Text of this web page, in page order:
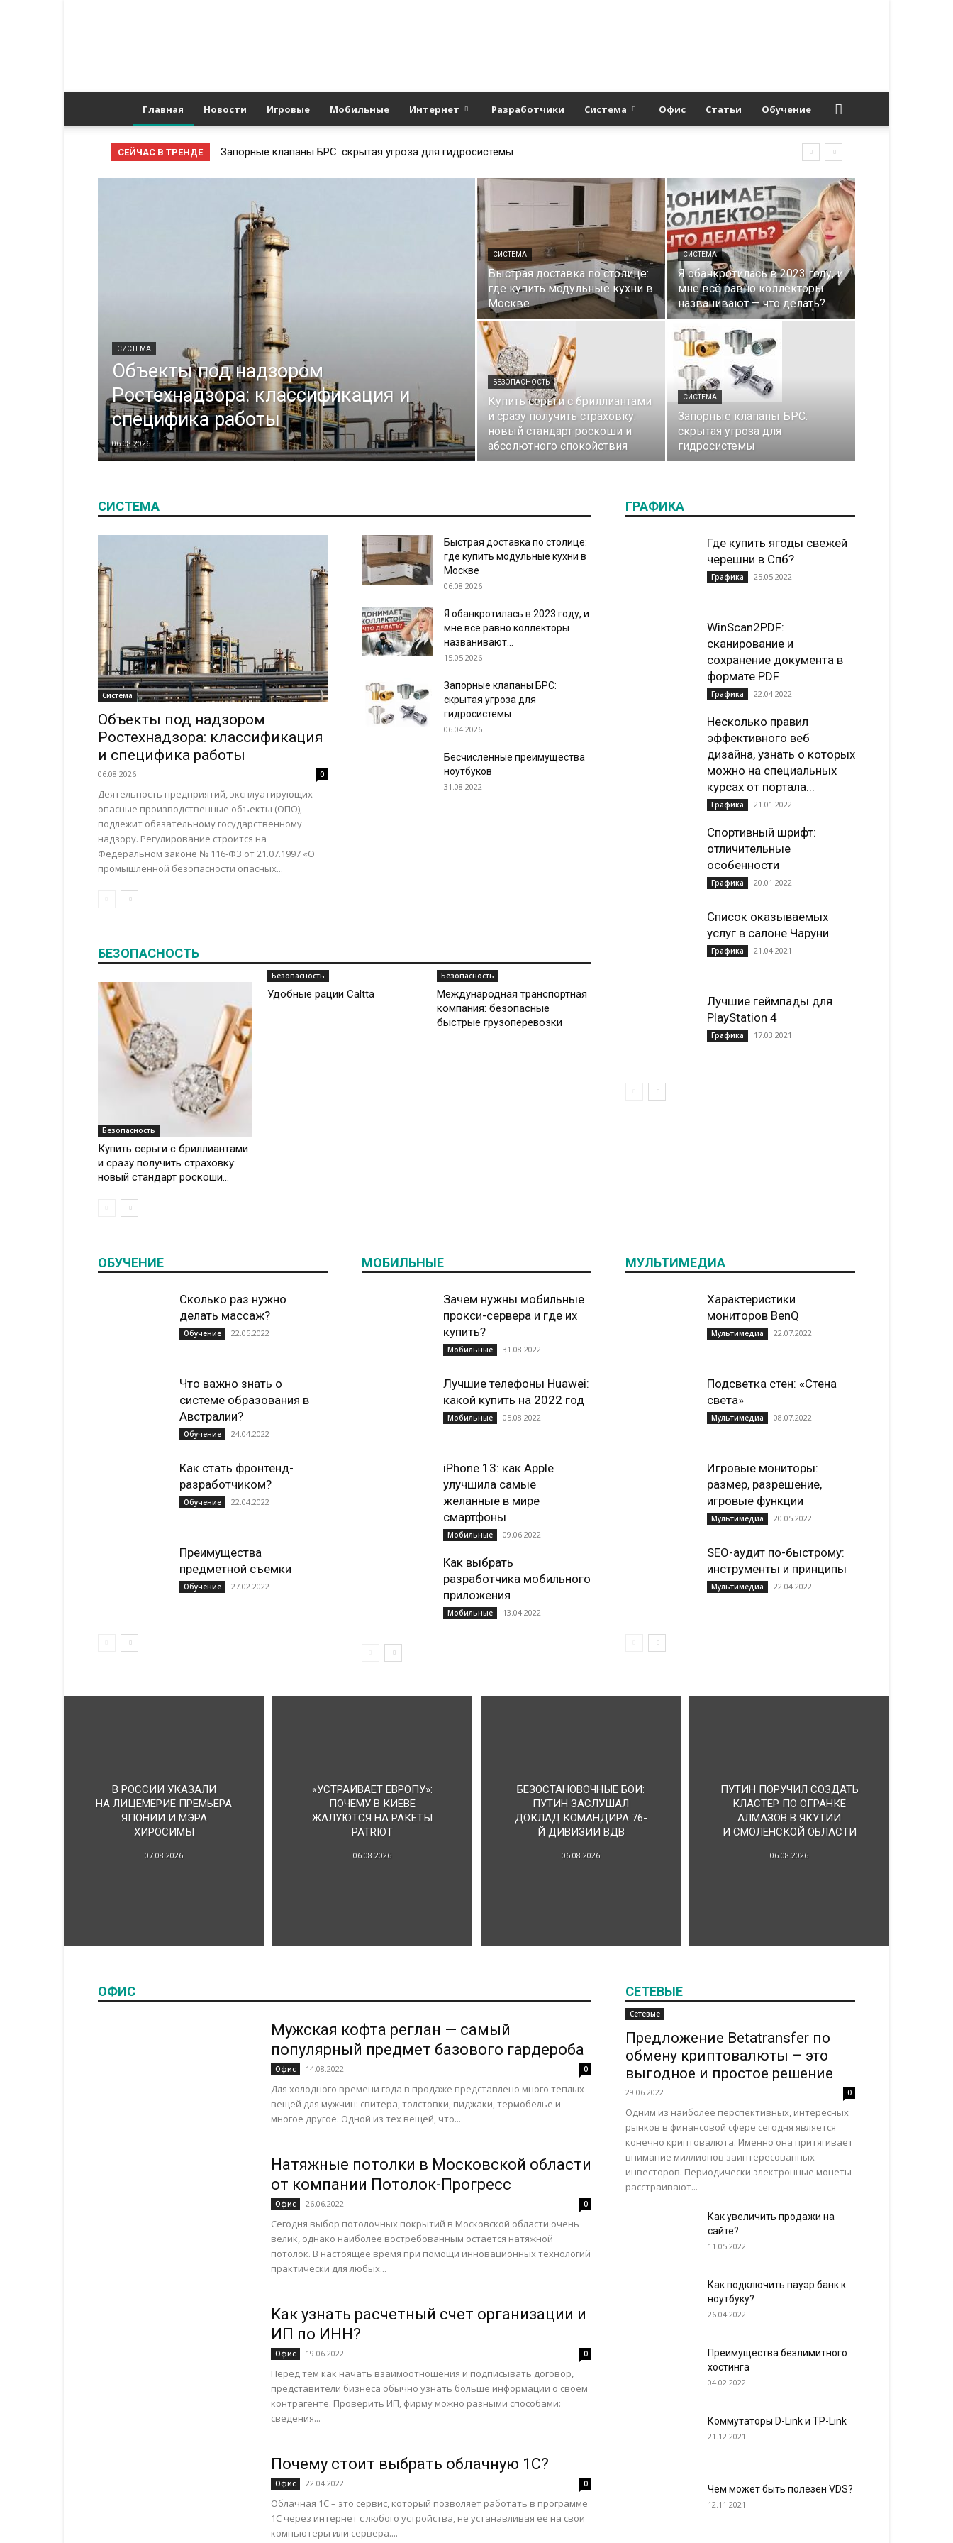
Полезные
статьи
компьютерных
программах
Главная Новости Игровые Мобильные Интернет Разработчики Система Офис Статьи Обучение
СЕЙЧАС В ТРЕНДЕ Запорные клапаны БРС: скрытая угроза для гидросистемы
СИСТЕМА
Объекты под надзором
Ростехнадзора: классификация и
специфика работы
06.08.2026
СИСТЕМА
Быстрая доставка по столице:
где купить модульные кухни в
Москве
СИСТЕМА
Я обанкротилась в 2023 году, и
мне всё равно коллекторы
названивают — что делать?
БЕЗОПАСНОСТЬ
Купить серьги с бриллиантами
и сразу получить страховку:
новый стандарт роскоши и
абсолютного спокойствия
СИСТЕМА
Запорные клапаны БРС:
скрытая угроза для
гидросистемы
СИСТЕМА
Система
Объекты под надзором
Ростехнадзора: классификация
и специфика работы
06.08.2026 0
Деятельность предприятий, эксплуатирующих
опасные производственные объекты (ОПО),
подлежит обязательному государственному
надзору. Регулирование строится на
Федеральном законе № 116-ФЗ от 21.07.1997 «О
промышленной безопасности опасных...
Быстрая доставка по столице:
где купить модульные кухни в
Москве
06.08.2026
Я обанкротилась в 2023 году, и
мне всё равно коллекторы
названивают...
15.05.2026
Запорные клапаны БРС:
скрытая угроза для
гидросистемы
06.04.2026
Бесчисленные преимущества
ноутбуков
31.08.2022
БЕЗОПАСНОСТЬ
Безопасность
Купить серьги с бриллиантами
и сразу получить страховку:
новый стандарт роскоши...
Безопасность
Удобные рации Caltta
Безопасность
Международная транспортная
компания: безопасные
быстрые грузоперевозки
ГРАФИКА
Где купить ягоды свежей
черешни в Спб?
Графика 25.05.2022
WinScan2PDF:
сканирование и
сохранение документа в
формате PDF
Графика 22.04.2022
Несколько правил
эффективного веб
дизайна, узнать о которых
можно на специальных
курсах от портала...
Графика 21.01.2022
Спортивный шрифт:
отличительные
особенности
Графика 20.01.2022
Список оказываемых
услуг в салоне Чаруни
Графика 21.04.2021
Лучшие геймпады для
PlayStation 4
Графика 17.03.2021
ОБУЧЕНИЕ
Сколько раз нужно
делать массаж?
Обучение 22.05.2022
Что важно знать о
системе образования в
Австралии?
Обучение 24.04.2022
Как стать фронтенд-
разработчиком?
Обучение 22.04.2022
Преимущества
предметной съемки
Обучение 27.02.2022
МОБИЛЬНЫЕ
Зачем нужны мобильные
прокси-сервера и где их
купить?
Мобильные 31.08.2022
Лучшие телефоны Huawei:
какой купить на 2022 год
Мобильные 05.08.2022
iPhone 13: как Apple
улучшила самые
желанные в мире
смартфоны
Мобильные 09.06.2022
Как выбрать
разработчика мобильного
приложения
Мобильные 13.04.2022
МУЛЬТИМЕДИА
Характеристики
мониторов BenQ
Мультимедиа 22.07.2022
Подсветка стен: «Стена
света»
Мультимедиа 08.07.2022
Игровые мониторы:
размер, разрешение,
игровые функции
Мультимедиа 20.05.2022
SEO-аудит по-быстрому:
инструменты и принципы
Мультимедиа 22.04.2022
В РОССИИ УКАЗАЛИ
НА ЛИЦЕМЕРИЕ ПРЕМЬЕРА
ЯПОНИИ И МЭРА
ХИРОСИМЫ
07.08.2026
«УСТРАИВАЕТ ЕВРОПУ»:
ПОЧЕМУ В КИЕВЕ
ЖАЛУЮТСЯ НА РАКЕТЫ
PATRIOT
06.08.2026
БЕЗОСТАНОВОЧНЫЕ БОИ:
ПУТИН ЗАСЛУШАЛ
ДОКЛАД КОМАНДИРА 76-
Й ДИВИЗИИ ВДВ
06.08.2026
ПУТИН ПОРУЧИЛ СОЗДАТЬ
КЛАСТЕР ПО ОГРАНКЕ
АЛМАЗОВ В ЯКУТИИ
И СМОЛЕНСКОЙ ОБЛАСТИ
06.08.2026
ОФИС
Мужская кофта реглан — самый
популярный предмет базового гардероба
Офис 14.08.2022 0
Для холодного времени года в продаже представлено много теплых
вещей для мужчин: свитера, толстовки, пиджаки, термобелье и
многое другое. Одной из тех вещей, что...
Натяжные потолки в Московской области
от компании Потолок-Прогресс
Офис 26.06.2022 0
Сегодня выбор потолочных покрытий в Московской области очень
велик, однако наиболее востребованным остается натяжной
потолок. В настоящее время при помощи инновационных технологий
практически для любых...
Как узнать расчетный счет организации и
ИП по ИНН?
Офис 19.06.2022 0
Перед тем как начать взаимоотношения и подписывать договор,
представители бизнеса обычно узнать больше информации о своем
контрагенте. Проверить ИП, фирму можно разными способами:
сведения...
Почему стоит выбрать облачную 1С?
Офис 22.04.2022 0
Облачная 1С – это сервис, который позволяет работать в программе
1С через интернет с любого устройства, не устанавливая ее на свои
компьютеры или сервера....
СЕТЕВЫЕ
Сетевые
Предложение Betatransfer по
обмену криптовалюты – это
выгодное и простое решение
29.06.2022 0
Одним из наиболее перспективных, интересных
рынков в финансовой сфере сегодня является
конечно криптовалюта. Именно она притягивает
внимание миллионов заинтересованных
инвесторов. Периодически электронные монеты
расстраивают...
Как увеличить продажи на
сайте?
11.05.2022
Как подключить пауэр банк к
ноутбуку?
26.04.2022
Преимущества безлимитного
хостинга
04.02.2022
Коммутаторы D-Link и TP-Link
21.12.2021
Чем может быть полезен VDS?
12.11.2021